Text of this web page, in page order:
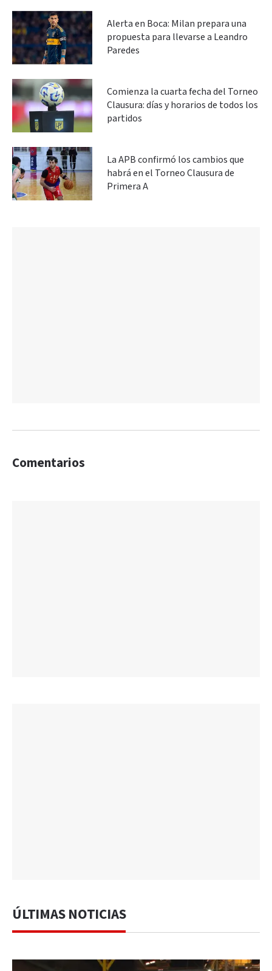
Alerta en Boca: Milan prepara una
propuesta para llevarse a Leandro
Paredes
Comienza la cuarta fecha del Torneo
Clausura: días y horarios de todos los
partidos
La APB confirmó los cambios que
habrá en el Torneo Clausura de
Primera A
Comentarios
ÚLTIMAS NOTICIAS